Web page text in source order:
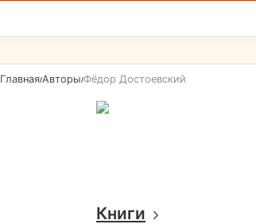
Главная/Авторы/Фёдор Достоевский
Книги